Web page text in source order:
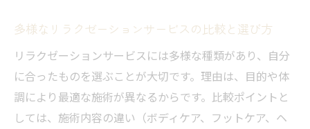
多様なリラクゼーションサービスの比較と選び方
リラクゼーションサービスには多様な種類があり、自分
に合ったものを選ぶことが大切です。理由は、目的や体
調により最適な施術が異なるからです。比較ポイントと
しては、施術内容の違い（ボディケア、フットケア、ヘ